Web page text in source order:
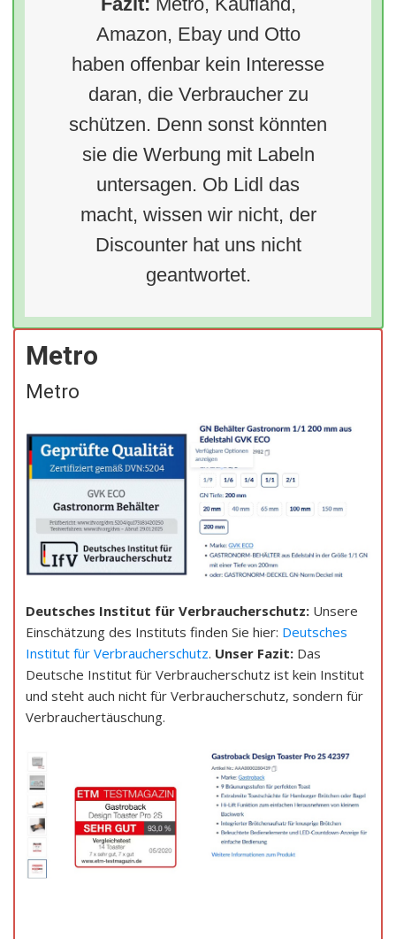
Amazon, Ebay und Otto
haben offenbar kein Interesse
daran, die Verbraucher zu
schützen. Denn sonst könnten
sie die Werbung mit Labeln
untersagen. Ob Lidl das
macht, wissen wir nicht, der
Discounter hat uns nicht
geantwortet.
Metro
Metro
Deutsches Institut für Verbraucherschutz: Unsere
Einschätzung des Instituts finden Sie hier: Deutsches
Institut für Verbraucherschutz. Unser Fazit: Das
Deutsche Institut für Verbraucherschutz ist kein Institut
und steht auch nicht für Verbraucherschutz, sondern für
Verbrauchertäuschung.